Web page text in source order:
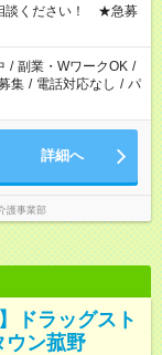
談ください！ ★急募
/ 副業・WワークOK /
集 / 電話対応なし / パ
詳細へ
護事業部
ドラッグスト
ウン菰野